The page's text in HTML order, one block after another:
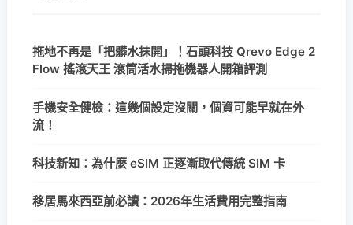
拖地不再是「把髒水抹開」！石頭科技 Qrevo Edge 2
Flow 搖滾天王 滾筒活水掃拖機器人開箱評測
手機安全健檢：這幾個設定沒關，個資可能早就在外
流！
科技新知：為什麼 eSIM 正逐漸取代傳統 SIM 卡
移居馬來西亞前必讀：2026年生活費用完整指南